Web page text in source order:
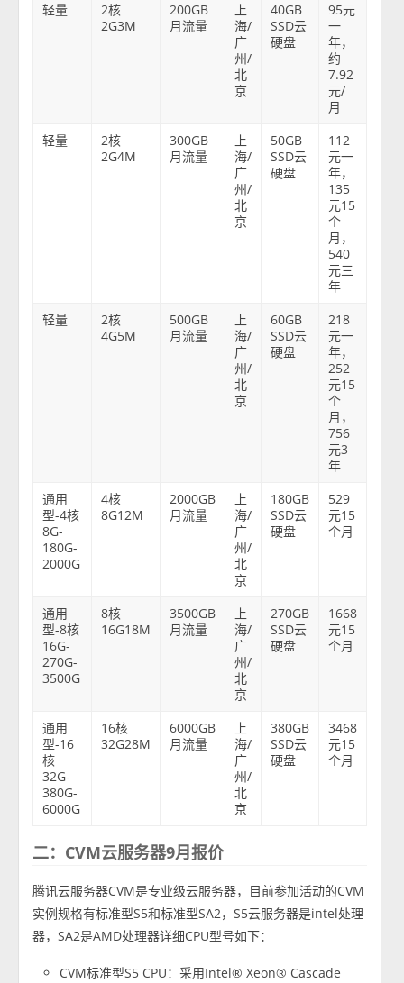
轻量
2核
2G3M
200GB
月流量
上
海/
广
州/
北
京
40GB
SSD云
硬盘
95元
一
年，
约
7.92
元/
月
轻量
2核
2G4M
300GB
月流量
上
海/
广
州/
北
京
50GB
SSD云
硬盘
112
元一
年，
135
元15
个
月，
540
元三
年
轻量
2核
4G5M
500GB
月流量
上
海/
广
州/
北
京
60GB
SSD云
硬盘
218
元一
年，
252
元15
个
月，
756
元3
年
通用
型-4核
8G-
180G-
2000G
4核
8G12M
2000GB
月流量
上
海/
广
州/
北
京
180GB
SSD云
硬盘
529
元15
个月
通用
型-8核
16G-
270G-
3500G
8核
16G18M
3500GB
月流量
上
海/
广
州/
北
京
270GB
SSD云
硬盘
1668
元15
个月
通用
型-16
核
32G-
380G-
6000G
16核
32G28M
6000GB
月流量
上
海/
广
州/
北
京
380GB
SSD云
硬盘
3468
元15
个月
二：CVM云服务器9月报价
腾讯云服务器CVM是专业级云服务器，目前参加活动的CVM
实例规格有标准型S5和标准型SA2，S5云服务器是intel处理
器，SA2是AMD处理器详细CPU型号如下：
CVM标准型S5 CPU：采用Intel® Xeon® Cascade